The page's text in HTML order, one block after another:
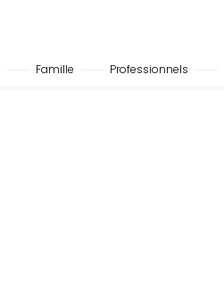
Famille Professionnels